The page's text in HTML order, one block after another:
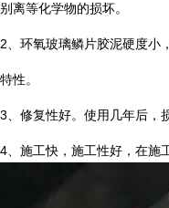
别离等化学物的损坏。
2 、环氧玻璃鳞片胶泥硬度
特性。
3 、修复性好。使用几年后，
4 、施工快，施工性好，在施